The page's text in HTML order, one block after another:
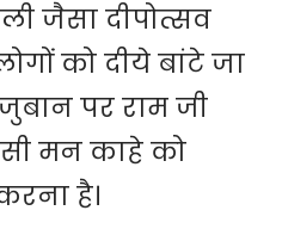
जैसा दीपोत्सव
को दीये बांटे जा
पर राम जी
मन काहे को
है।